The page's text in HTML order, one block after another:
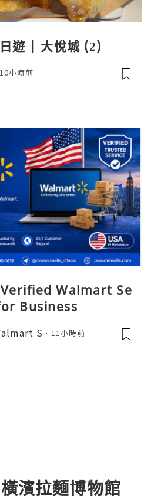
遊 | 大悅城 (2)
10小時前
Walmart Se
Business
S 11小時前
濱拉麵博物館